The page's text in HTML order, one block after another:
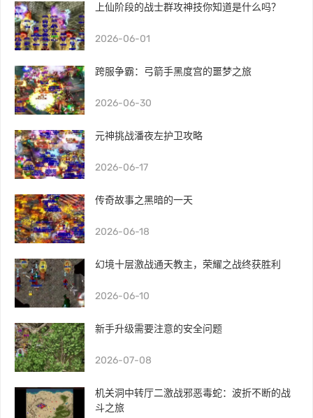
上仙阶段的战士群攻神技你知道是什么吗？
2026-06-01
跨服争霸：弓箭手黑度宫的噩梦之旅
2026-06-30
元神挑战潘夜左护卫攻略
2026-06-17
传奇故事之黑暗的一天
2026-06-18
幻境十层激战通天教主，荣耀之战终获胜利
2026-06-10
新手升级需要注意的安全问题
2026-07-08
机关洞中转厅二激战邪恶毒蛇：波折不断的战
斗之旅